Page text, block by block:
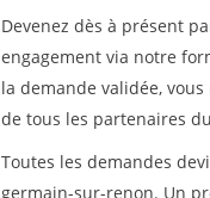
Devenez dès à présent
engagement via notre
la demande validée,
de tous les partenaires
Toutes les demandes
germain-sur-renon. Un